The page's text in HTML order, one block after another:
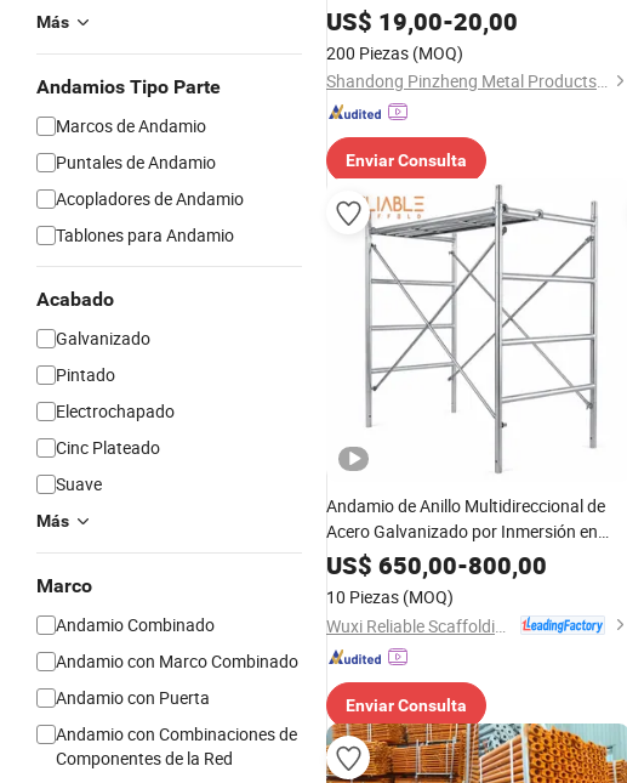
Más
Andamios Tipo Parte
Marcos de Andamio
Puntales de Andamio
Acopladores de Andamio
Tablones para Andamio
Acabado
Galvanizado
Pintado
Electrochapado
Cinc Plateado
Suave
Más
Marco
Andamio Combinado
Andamio con Marco Combinado
Andamio con Puerta
Andamio con Combinaciones de
Componentes de la Red
US$ 19,00-20,00
200 Piezas (MOQ)
Shandong Pinzheng Metal Products Co., Ltd.
Enviar Consulta
Andamio de Anillo Multidireccional de
Acero Galvanizado por Inmersión en
Caliente Q235 Q345 de Alta Resistencia
Fiable para Construcción de Encofrados
de Edificios
US$ 650,00-800,00
10 Piezas (MOQ)
Enviar Consulta